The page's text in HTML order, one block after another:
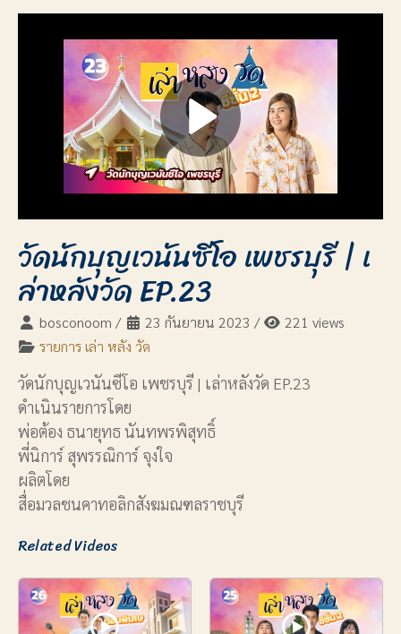
วัดนักบุญเวนันซีโอ เพชรบุรี | เ
ล่าหลังวัด EP.23
bosconoom / 23 กันยายน 2023 /
221 views
รายการ เล่า หลัง วัด
วัดนักบุญเวนันซีโอ เพชรบุรี | เล่าหลังวัด EP.23
ดำเนินรายการโดย
พ่อต้อง ธนายุทธ นันทพรพิสุทธิ์
พี่นิการ์ สุพรรณิการ์ จุงใจ
ผลิตโดย
สื่อมวลชนคาทอลิกสังฆมณฑลราชบุรี
Related Videos